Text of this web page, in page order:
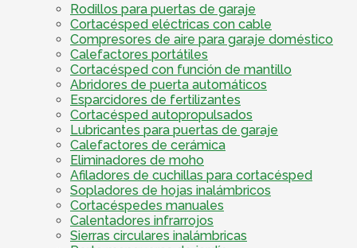
Rodillos para puertas de garaje
Cortacésped eléctricas con cable
Compresores de aire para garaje doméstico
Calefactores portátiles
Cortacésped con función de mantillo
Abridores de puerta automáticos
Esparcidores de fertilizantes
Cortacésped autopropulsados
Lubricantes para puertas de garaje
Calefactores de cerámica
Eliminadores de moho
Afiladores de cuchillas para cortacésped
Sopladores de hojas inalámbricos
Cortacéspedes manuales
Calentadores infrarrojos
Sierras circulares inalámbricas